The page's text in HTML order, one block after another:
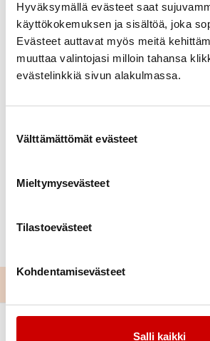
Hyväksymällä evästeet saat
käyttökokemuksen ja sisältöä, joka
Evästeet auttavat myös meitä
muuttaa valintojasi milloin tahansa
evästelinkkiä sivun alakulmassa.
Välttämättömät evästeet
Mieltymysevästeet
Tilastoevästeet
Kohdentamisevästeet
Salli kaikki
Liisa ja Pentti, kuvaus Liisa
Julkaistu 30.5.2023
Jaa Whatsapp
Jaa Facebook
Jaa TwitterJaa Linkedin
Jaa EmailJaa Print
Radallaa. Perillä oli ohjelmassa
Muutama sydänystävä uskalsi
Bussilla huristeltiin takaisin
kaikille mukavasta reissusta ja hyvää